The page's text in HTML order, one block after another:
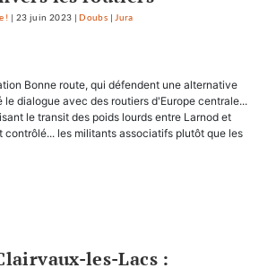
! | 23 juin 2023 |Doubs |Jura
Bonne route, qui défendent une alternative
le dialogue avec des routiers d'Europe centrale...
le transit des poids lourds entre Larnod et
contrôlé... les militants associatifs plutôt que les
les-Lacs :